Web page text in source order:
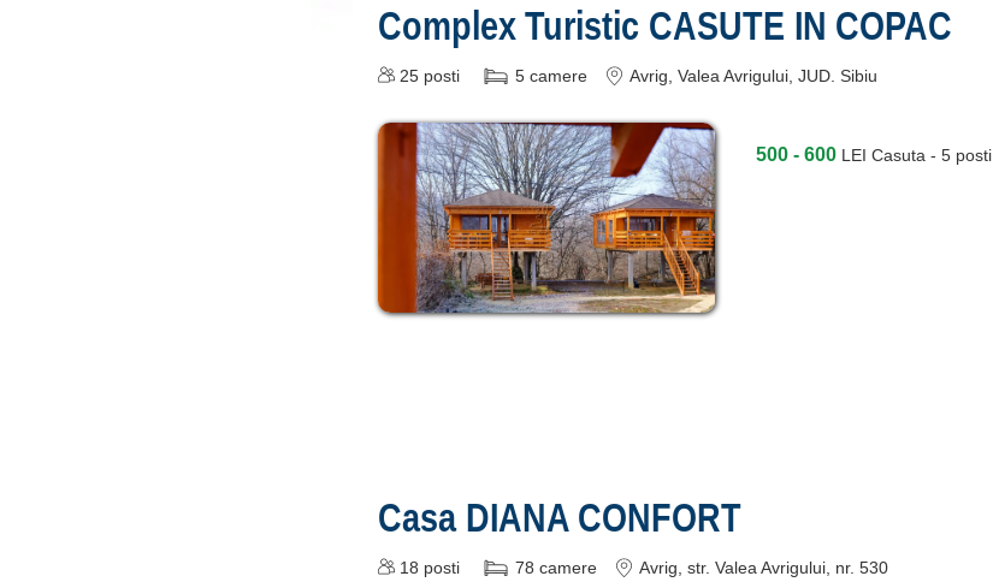
Complex Turistic CASUTE IN COPAC
25 posti 5 camere Avrig , Valea Avrigului, JUD. Sibiu
500 - 600 LEI Casuta - 5 posti
Casa DIANA CONFORT
18 posti 78 camere Avrig , str. Valea Avrigului, nr. 530